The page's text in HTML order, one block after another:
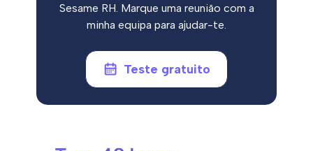
Sesame RH. Marque uma reunião com a
minha equipa para ajudar-te.
Teste gratuito